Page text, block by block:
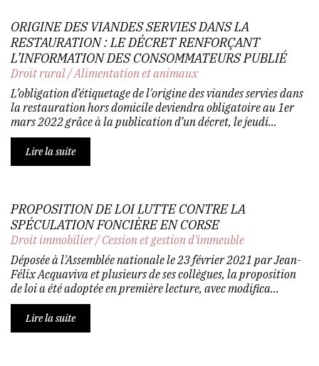
ORIGINE DES VIANDES SERVIES DANS LA
RESTAURATION : LE DÉCRET RENFORÇANT
L’INFORMATION DES CONSOMMATEURS PUBLIÉ
Droit rural/Alimentation et animaux
L’obligation d’étiquetage de l'origine des viandes servies dans
la restauration hors domicile deviendra obligatoire au 1er
mars 2022 grâce à la publication d’un décret, le jeudi...
Lire la suite
PROPOSITION DE LOI LUTTE CONTRE LA
SPÉCULATION FONCIÈRE EN CORSE
Droit immobilier/Cession et gestion d'immeuble
Déposée à l'Assemblée nationale le 23 février 2021 par Jean-
Félix Acquaviva et plusieurs de ses collègues, la proposition
de loi a été adoptée en première lecture, avec modifica...
Lire la suite